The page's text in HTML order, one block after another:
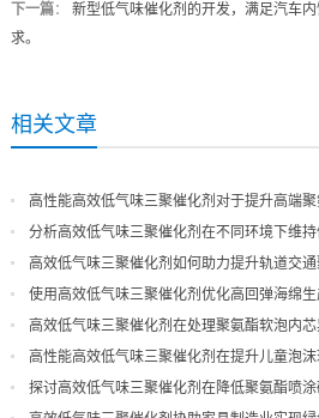
下一篇： 新型低气味催化剂的开发，满足汽车
求。
相关文章
高性能高效低气味三聚催化剂对于提升高端
分析高效低气味三聚催化剂在不同环境下维
现
高效低气味三聚催化剂如何助力提升轨道交
量
使用高效低气味三聚催化剂优化高回弹海绵
高效低气味三聚催化剂在处理聚氨酯软泡内
导
高性能高效低气味三聚催化剂在提升儿童泡
探讨高效低气味三聚催化剂在降低聚氨酯喷